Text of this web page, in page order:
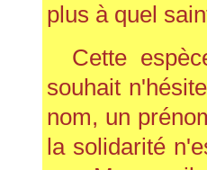
plus à quel
Cette
souhait
nom, un
la solidarité